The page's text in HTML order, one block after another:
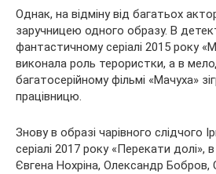
Однак, на відміну від багатьох
заручницею одного образу. В
фантастичному серіалі 2015 року
виконала роль терористки, а в
багатосерійному фільмі «Мачуха»
працівницю.
Знову в образі чарівного слідчого
серіалі 2017 року «Перекати долі»,
Євгена Нохріна, Олександр Бобров,